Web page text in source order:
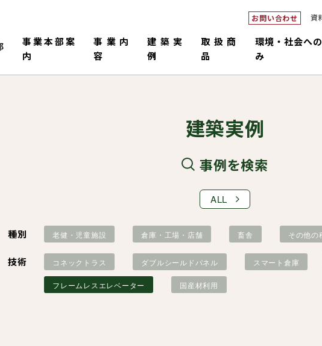
お問い合わせ 資
事業本部案
内
事業本部情報 販売・施工
事業内
容
構造材 国産材
建築実
例
老健・児童施設 倉庫・工場・店舗
取扱商
品
M-HR工法（木造でつくるピロ
コネックトラス
環境・社会へ
み
建築実例
事例を検索
ALL
種別 老健・児童施設 倉庫・工場・店舗 畜舎 その他の
技術 コネックトラス ダブルシールドパネル スマート倉庫
フレームレスエレベーター 国産材利用